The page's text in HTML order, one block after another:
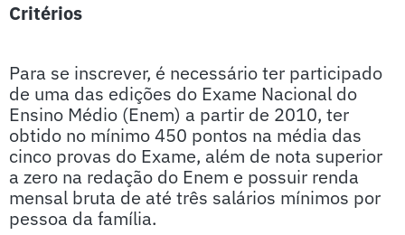
Critérios
Para se inscrever, é necessário ter participado
de uma das edições do Exame Nacional do
Ensino Médio (Enem) a partir de 2010, ter
obtido no mínimo 450 pontos na média das
cinco provas do Exame, além de nota superior
a zero na redação do Enem e possuir renda
mensal bruta de até três salários mínimos por
pessoa da família.